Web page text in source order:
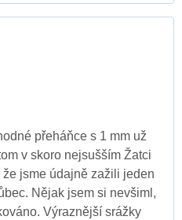
přeháňce s 1 mm už
v skoro nejsušším Žatci
jsme údajně zažili jeden
Nějak jsem si nevšiml,
Výraznější srážky